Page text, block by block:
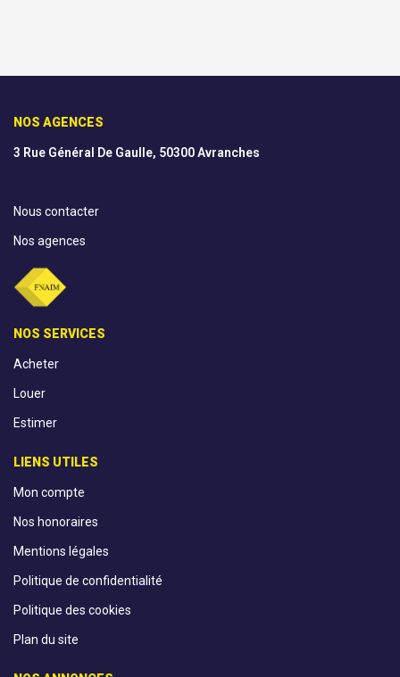
NOS AGENCES
3 Rue Général De Gaulle, 50300 Avranches
Nous contacter
Nos agences
NOS SERVICES
Acheter
Louer
Estimer
LIENS UTILES
Mon compte
Nos honoraires
Mentions légales
Politique de confidentialité
Politique des cookies
Plan du site